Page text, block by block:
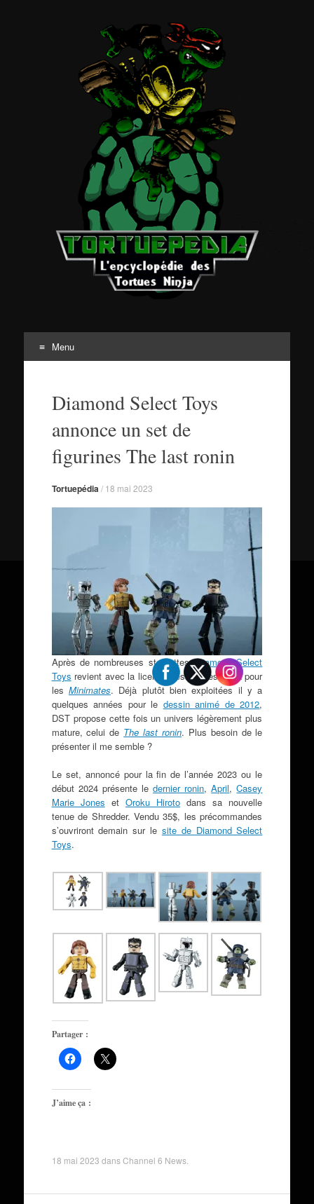
Menu
contenuDiamond Select Toys
annonce un set de
figurines The last ronin
Tortuepédia / 18 mai 2023
Après de nombreuses statuettes,Diamond Select
Toys revient avec la licence des Tortues Ninja pour
les Minimates. Déjà plutôt bien exploitées il y a
quelques années pour le dessin animé de 2012,
DST propose cette fois un univers légèrement plus
mature, celui de The last ronin. Plus besoin de le
présenter il me semble ?
Le set, annoncé pour la fin de l’année 2023 ou le
début 2024 présente ledernier ronin,April,Casey
Marie Jones et Oroku Hiroto dans sa nouvelle
tenue de Shredder. Vendu 35$, les précommandes
s’ouvriront demain sur le site de Diamond Select
Toys.
Partager :
J’aime ça :
18 mai 2023 dansChannel 6 News.